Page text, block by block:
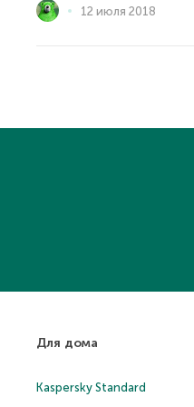
12 июля 2018
Для дома
Kaspersky Standard